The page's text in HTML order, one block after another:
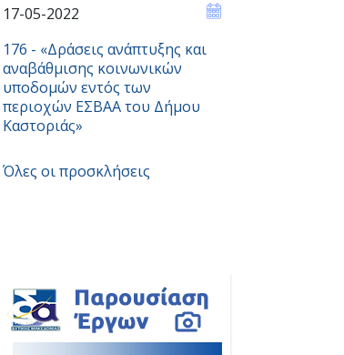
17-05-2022
176 - «Δράσεις ανάπτυξης και
αναβάθμισης κοινωνικών
υποδομών εντός των
περιοχών ΕΣBAA του Δήμου
Καστοριάς»
Όλες οι προσκλήσεις